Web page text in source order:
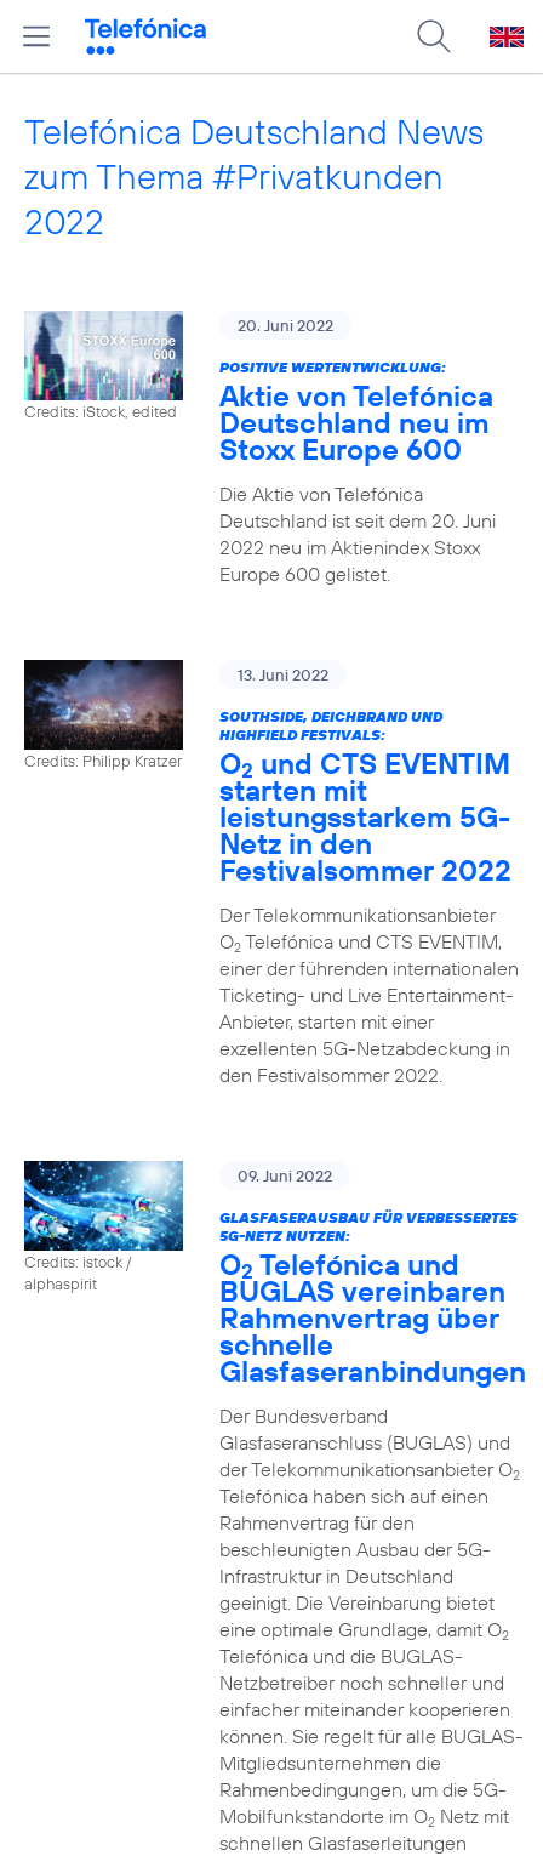
Telefónica Deutschland News
zum Thema #Privatkunden
2022
Credits: iStock, edited
20. Juni 2022
POSITIVE WERTENTWICKLUNG:
Aktie von Telefónica
Deutschland neu im
Stoxx Europe 600
Die Aktie von Telefónica
Deutschland ist seit dem 20. Juni
2022 neu im Aktienindex Stoxx
Europe 600 gelistet.
Credits: Philipp Kratzer
13. Juni 2022
SOUTHSIDE, DEICHBRAND UND
HIGHFIELD FESTIVALS:
O2 und CTS EVENTIM
starten mit
leistungsstarkem 5G-
Netz in den
Festivalsommer 2022
Der Telekommunikationsanbieter
O2Telefónica und CTS EVENTIM,
einer der führenden internationalen
Ticketing- und Live Entertainment-
Anbieter, starten mit einer
exzellenten 5G-Netzabdeckung in
den Festivalsommer 2022.
Credits: istock /
alphaspirit
09. Juni 2022
GLASFASERAUSBAU FÜR VERBESSERTES
5G-NETZ NUTZEN:
O2 Telefónica und
BUGLAS vereinbaren
Rahmenvertrag über
schnelle
Glasfaseranbindungen
Der Bundesverband
Glasfaseranschluss (BUGLAS) und
der Telekommunikationsanbieter O2
Telefónica haben sich auf einen
Rahmenvertrag für den
beschleunigten Ausbau der 5G-
Infrastruktur in Deutschland
geeinigt. Die Vereinbarung bietet
eine optimale Grundlage, damit O2
Telefónica und die BUGLAS-
Netzbetreiber noch schneller und
einfacher miteinander kooperieren
können. Sie regelt für alle BUGLAS-
Mitgliedsunternehmen die
Rahmenbedingungen, um die 5G-
Mobilfunkstandorte im O2Netz mit
schnellen Glasfaserleitungen